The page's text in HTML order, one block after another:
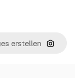
Nach